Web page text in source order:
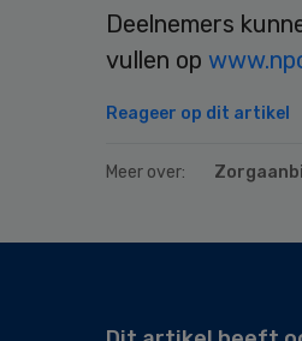
Deelnemers
vullen op
Reageer op dit artikel
Meer over: